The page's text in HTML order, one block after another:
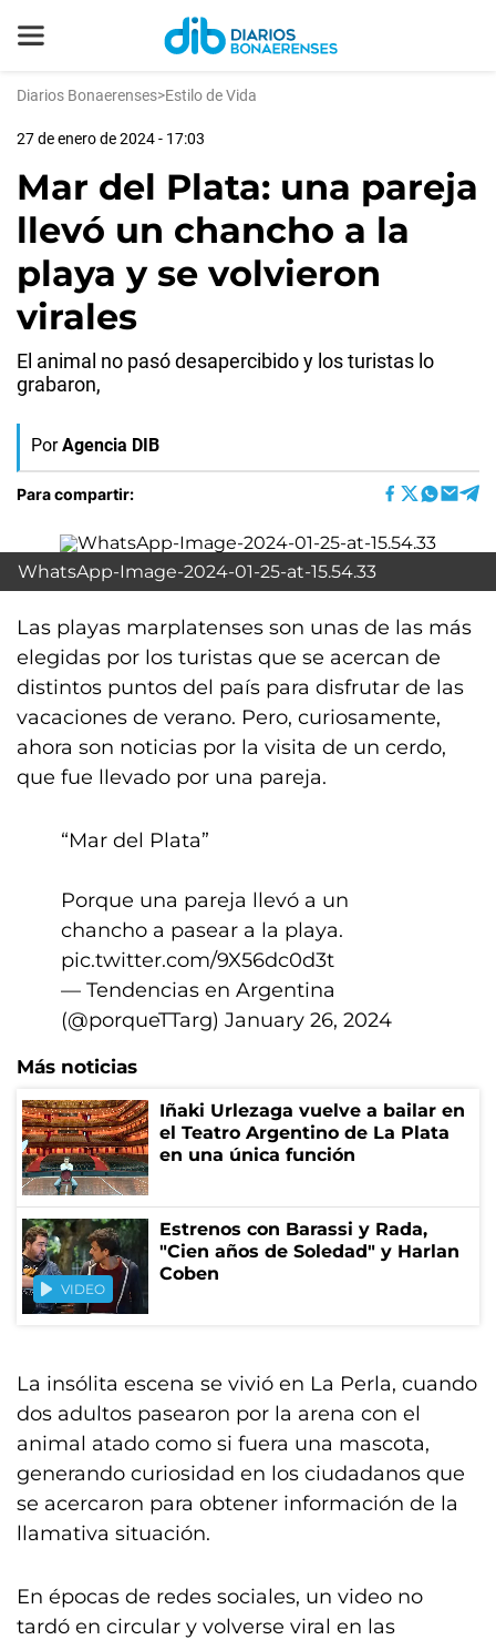
Diarios Bonaerenses>Estilo de Vida
27 de enero de 2024 - 17:03
Mar del Plata: una pareja
llevó un chancho a la
playa y se volvieron
virales
El animal no pasó desapercibido y los turistas lo
grabaron,
Por Agencia DIB
Para compartir:
WhatsApp-Image-2024-01-25-at-15.54.33
Las playas marplatenses son unas de las más
elegidas por los turistas que se acercan de
distintos puntos del país para disfrutar de las
vacaciones de verano. Pero, curiosamente,
ahora son noticias por la visita de un cerdo,
que fue llevado por una pareja.
“Mar del Plata”
Porque una pareja llevó a un
chancho a pasear a la playa.
pic.twitter.com/9X56dc0d3t
— Tendencias en Argentina
(@porqueTTarg) January 26, 2024
Más noticias
Iñaki Urlezaga vuelve a bailar en
el Teatro Argentino de La Plata
en una única función
VIDEO
Estrenos con Barassi y Rada,
"Cien años de Soledad" y Harlan
Coben
La insólita escena se vivió en La Perla, cuando
dos adultos pasearon por la arena con el
animal atado como si fuera una mascota,
generando curiosidad en los ciudadanos que
se acercaron para obtener información de la
llamativa situación.
En épocas de redes sociales, un video no
tardó en circular y volverse viral en las